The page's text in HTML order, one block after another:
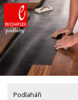
Skip
to
content
Podlaháři